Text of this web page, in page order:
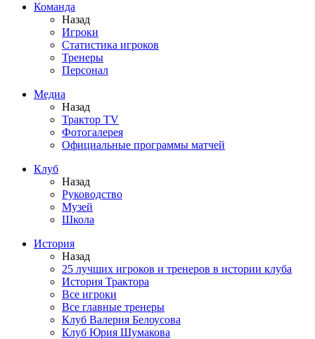
Команда
Назад
Игроки
Статистика игроков
Тренеры
Персонал
Медиа
Назад
Трактор TV
Фотогалерея
Официальные программы матчей
Клуб
Назад
Руководство
Музей
Школа
История
Назад
25 лучших игроков и тренеров в истории клуба
История Трактора
Все игроки
Все главные тренеры
Клуб Валерия Белоусова
Клуб Юрия Шумакова